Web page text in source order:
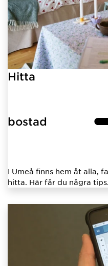
Hitta
bostad
I Umeå finns hem åt alla,
hitta. Här får du några tips.